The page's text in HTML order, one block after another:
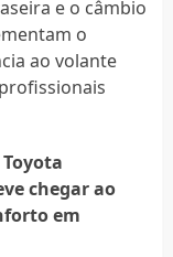
e o câmbio
o
ao volante
chegar ao
em